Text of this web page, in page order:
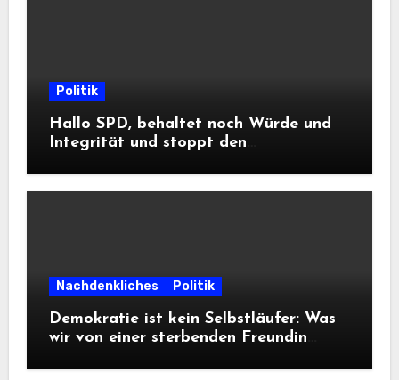
Politik
Hallo SPD, behaltet noch Würde und
Integrität und stoppt den
Informationsfreiheit!
Nachdenkliches Politik
Demokratie ist kein Selbstläufer: Was
wir von einer sterbenden Freundin